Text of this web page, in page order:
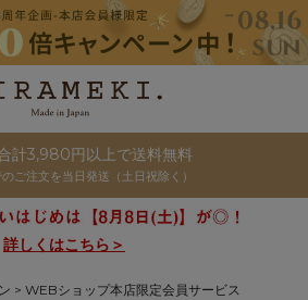
計3,980円以上で送料無料
ご注文を当日発送（土日祝除く）
詳しくはこちら＞
WEBショップ本店限定会員サービス